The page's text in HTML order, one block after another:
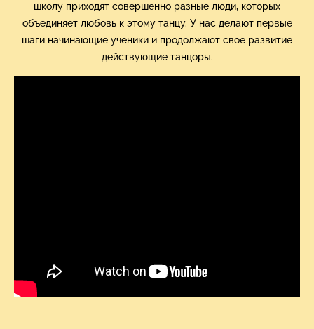
школу приходят совершенно разные люди, которых
объединяет любовь к этому танцу. У нас делают первые
шаги начинающие ученики и продолжают свое развитие
действующие танцоры.